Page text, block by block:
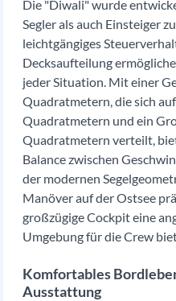
Die "Diwali" wurde
Segler als auch Einsteiger
leichtgängiges
Decksaufteilung
jeder Situation. Mit einer
Quadratmetern, die sich
Quadratmetern und ein
Quadratmetern verteilt,
Balance zwischen
der modernen
Manöver auf der Ostsee
großzügige Cockpit eine
Umgebung für die Crew
Komfortables
Ausstattung